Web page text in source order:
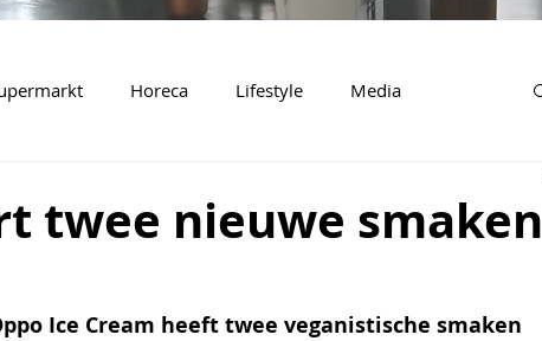
Horeca Lifestyle Media
twee nieuwe smaken
Ice Cream heeft twee veganistische smaken